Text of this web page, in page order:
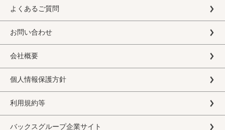
よくあるご質問
お問い合わせ
会社概要
個人情報保護方針
利用規約等
バックスグループ企業サイト